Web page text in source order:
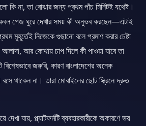
কি না, তা বোঝার জন্য প্রথম পাঁচ মিনিটই যথেষ্ট।
পেজ ঘুরে দেখার সময় কী অনুভব করছেন—এটাই
নিজেকে গুছানো বলে প্রমাণ করার চেষ্টা
আর কোথায় চাপ দিলে কী পাওয়া যাবে তা
জরুরি, কারণ বাংলাদেশের অনেক
থাকেন না। তারা মোবাইলের ছোট স্ক্রিনে দ্রুত
যায়, প্ল্যাটফর্মটি ব্যবহারকারীকে অকারণে ভয়